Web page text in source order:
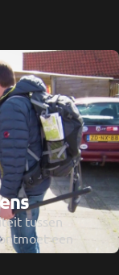
tussen
een